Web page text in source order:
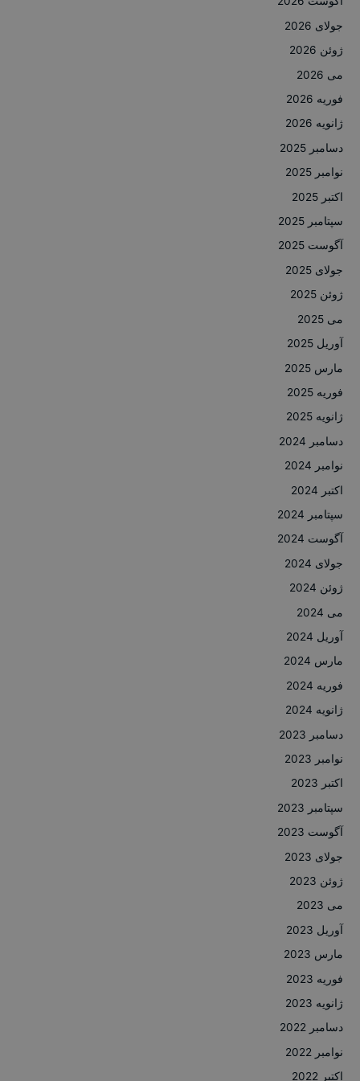
جولای 2026
ژوئن 2026
می 2026
فوریه 2026
ژانویه 2026
دسامبر 2025
نوامبر 2025
اکتبر 2025
سپتامبر 2025
آگوست 2025
جولای 2025
ژوئن 2025
می 2025
آوریل 2025
مارس 2025
فوریه 2025
ژانویه 2025
دسامبر 2024
نوامبر 2024
اکتبر 2024
سپتامبر 2024
آگوست 2024
جولای 2024
ژوئن 2024
می 2024
آوریل 2024
مارس 2024
فوریه 2024
ژانویه 2024
دسامبر 2023
نوامبر 2023
اکتبر 2023
سپتامبر 2023
آگوست 2023
جولای 2023
ژوئن 2023
می 2023
آوریل 2023
مارس 2023
فوریه 2023
ژانویه 2023
دسامبر 2022
نوامبر 2022
اکتبر 2022